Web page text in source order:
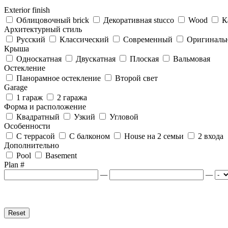
Exterior finish
Облицовочный brick
Декоративная stucco Wood
Архитектурный стиль
Русский
Классический Современный
Крыша
Односкатная
Двускатная Плоская
Вальмовая
Остекление
Панорамное остекление
Второй свет
Garage
1 гараж
2 гаража
Форма и расположение
Квадратный
Узкий
Угловой
Особенности
С террасой
С балконом House на 2 семьи
2 входа
Дополнительно
Pool
Basement
Plan #
—
—